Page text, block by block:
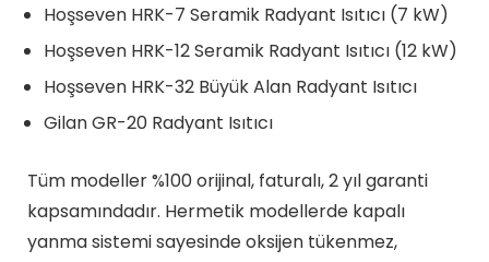
Hoşseven HRK-7 Seramik Radyant Isıtıcı (7 kW)
Hoşseven HRK-12 Seramik Radyant Isıtıcı (12 kW)
Hoşseven HRK-32 Büyük Alan Radyant Isıtıcı
Gilan GR-20 Radyant Isıtıcı
Tüm modeller %100 orijinal, faturalı, 2 yıl garanti
kapsamındadır. Hermetik modellerde kapalı
yanma sistemi sayesinde oksijen tükenmez,